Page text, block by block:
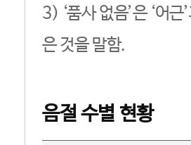
3) ‘품사 없음’은 ‘어
은 것을 말함.
음절 수별 현황